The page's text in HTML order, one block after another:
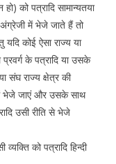
को पत्रादि सामान्यतया
अंग्रेजी में भेजे जाते हैं तो
यदि कोई ऐसा राज्य या
प्रवर्ग के पत्रादि या उसके
संघ राज्य क्षेत्र की
में भेजे जाएं और उसके साथ
उसी रीति से भेजे
को पत्रादि हिन्दी